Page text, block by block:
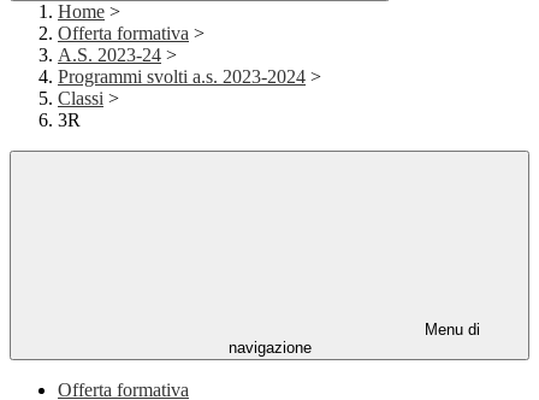
Home >
Offerta formativa >
A.S. 2023-24 >
Programmi svolti a.s. 2023-2024 >
Classi >
3R
Menu di
navigazione
Offerta formativa